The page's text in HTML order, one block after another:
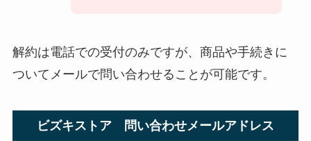
解約は電話での受付のみですが、商品や手続きに
ついてメールで問い合わせることが可能です。
ビズキストア 問い合わせメールアドレス